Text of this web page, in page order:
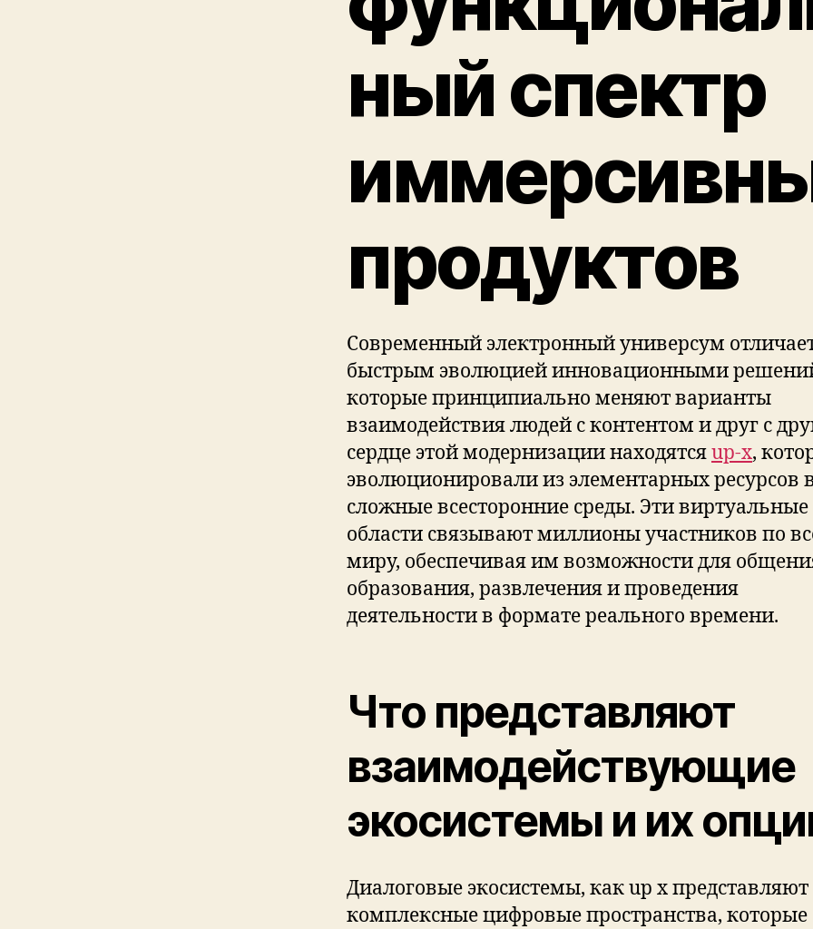
ный спектр
продуктов
Современный электронный универсум
быстрым эволюцией инновационными
которые принципиально меняют варианты
взаимодействия людей с контентом и друг с
сердце этой модернизации находятсяup-x,
эволюционировали из элементарных ресурсов
сложные всесторонние среды. Эти виртуальные
области связывают миллионы участников по
миру, обеспечивая им возможности для
образования, развлечения и проведения
деятельности в формате реального времени.
Что представляют
взаимодействующие
экосистемы и их
Диалоговые экосистемы, как up x представляют
комплексные цифровые пространства, которые